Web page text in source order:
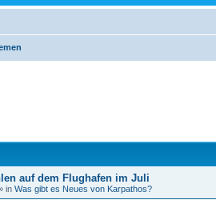
auf dem Flughafen im Juli
in Was gibt es Neues von Karpathos?